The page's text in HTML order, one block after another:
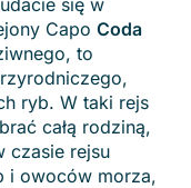
się w
Capo Coda
to
ryb. W taki rejs
całą rodziną,
czasie rejsu
i owoców morza,